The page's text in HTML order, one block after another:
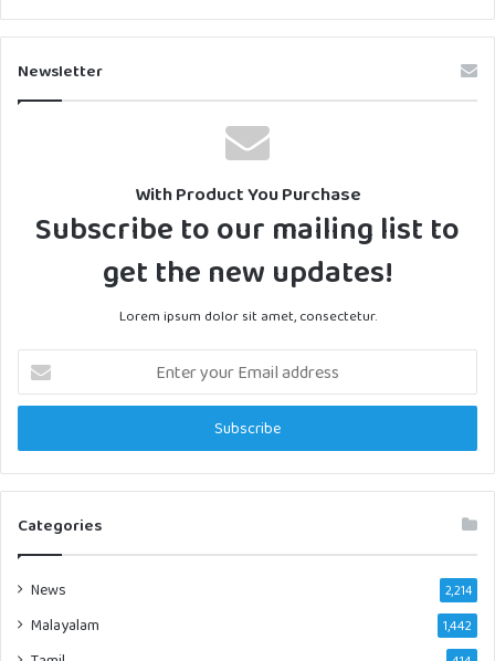
Newsletter
With Product You Purchase
Subscribe to our mailing list to
get the new updates!
Lorem ipsum dolor sit amet, consectetur.
Enter
your
Email
Categories
News 2,214
Malayalam 1,442